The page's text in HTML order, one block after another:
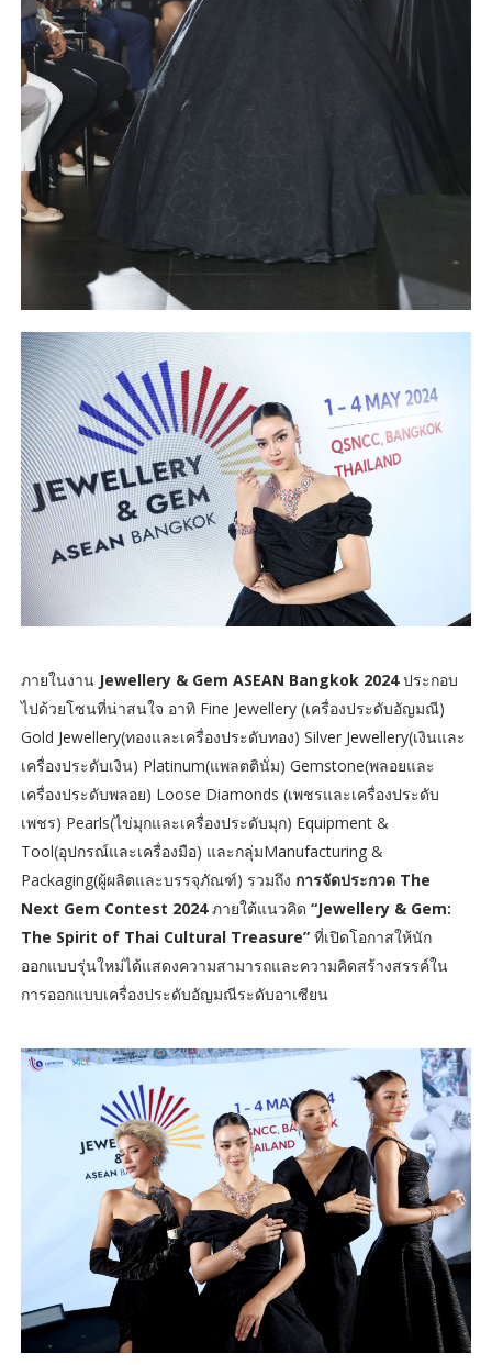
ภายในงาน Jewellery & Gem ASEAN Bangkok 2024ประกอบ
ไปด้วยโซนที่น่าสนใจ อาทิ Fine Jewellery (เครื่องประดับอัญมณี)
Gold Jewellery(ทองและเครื่องประดับทอง) Silver Jewellery(เงินและ
เครื่องประดับเงิน) Platinum(แพลตตินั่ม) Gemstone(พลอยและ
เครื่องประดับพลอย) Loose Diamonds (เพชรและเครื่องประดับ
เพชร) Pearls(ไข่มุกและเครื่องประดับมุก) Equipment &
Tool(อุปกรณ์และเครื่องมือ) และกลุ่มManufacturing &
Packaging(ผู้ผลิตและบรรจุภัณฑ์) รวมถึง การจัดประกวด The
Next Gem Contest 2024ภายใต้แนวคิด “Jewellery & Gem:
The Spirit of Thai Cultural Treasure” ที่เปิดโอกาสให้นัก
ออกแบบรุ่นใหม่ได้แสดงความสามารถและความคิดสร้างสรรค์ใน
การออกแบบเครื่องประดับอัญมณีระดับอาเซียน